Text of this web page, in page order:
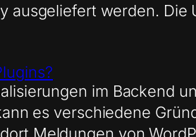
ausgeliefert werden.
im Backend
es verschiedene